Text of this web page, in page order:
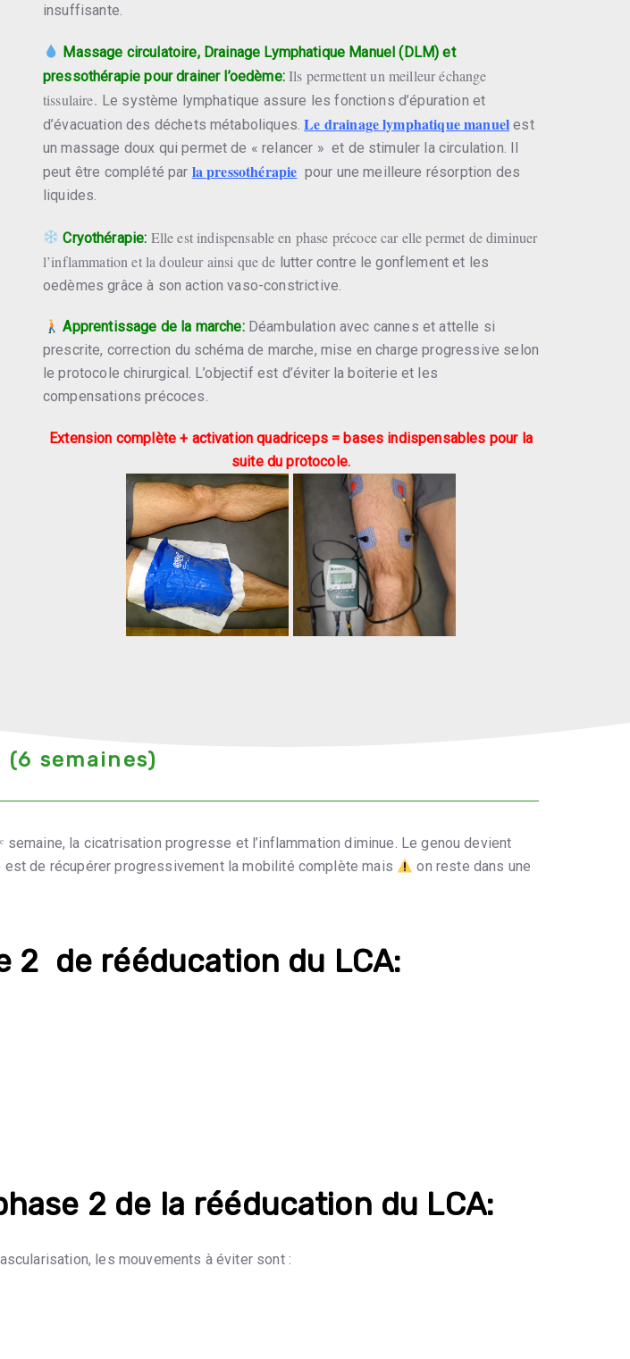
insuffisante.
Massage circulatoire, Drainage Lymphatique Manuel (DLM) et
pressothérapie pour drainer l’oedème: Ils permettent un meilleur échange
tissulaire. Le système lymphatique assure les fonctions d’épuration et
d’évacuation des déchets métaboliques.Le drainage lymphatique manuel est
un massage doux qui permet de « relancer » et de stimuler la circulation. Il
peut être complété par la pressothérapie pour une meilleure résorption des
liquides.
Cryothérapie: Elle est indispensable en phase précoce car elle permet de diminuer
l’inflammation et la douleur ainsi que de lutter contre le gonflement et les
oedèmes grâce à son action vaso-constrictive.
Apprentissage de la marche:Déambulation avec cannes et attelle si
prescrite, correction du schéma de marche, mise en charge progressive selon
le protocole chirurgical. L’objectif est d’éviter la boiterie et les
compensations précoces.
Extension complète + activation quadriceps = bases indispensables pour la
suite du protocole.
semaines)
la cicatrisation progresse et l’inflammation diminue. Le genou devient
de récupérer progressivement la mobilité complète mais
on reste dans une
2 de rééducation du LCA:
2 de la rééducation du LCA:
les mouvements à éviter sont :